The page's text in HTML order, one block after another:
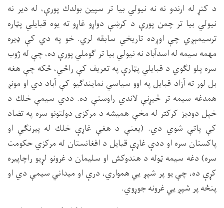
د كنړ له ارندو نه نه نيولي بيا تر سپين بولدك پورې، له دير نه
نيولي بيا تر چمن پورې د كرښې دواړو غاړو ته يوه قبايلي پټاره
ترسيمېږي چې اوږده تاريخي سابقه لري. خو په دي كې ډيره
مهمه سيمه له اسدآباد نه نيولي بيا تر ګوملي پورې ده، چې له ژوب
سره پلو لګوي د قبايلي پټارې په تعريف كې راځي، ځكه چې هغه
بل لور ته آزاد قبايل په اوو سياسي نمايندګيو كې آباد دي او مونږ
همدغه سيمه تر څيړنې لاندي راوستې ده. ددي سيمې خلك د
خپل دوديز كركتر له مخې هميشه د مركزى دولتونو سره په تضاد
كې پاتې شوي دي. (يعنې د هغې غاړې خلك له پيرنګي او
پاكستان سره او ددې غاړې قبايل د افغانستان له مركزي حكومت
سره) دغه سيمه ټوله د هندوكش او سليمان د غرونو لړيو راچاپيره
كړې ده، چې يو پر شپږ يي همواري، درې او ميداني سيمې دي او
پنځه پر شپږ يي غرونه جوړوي.